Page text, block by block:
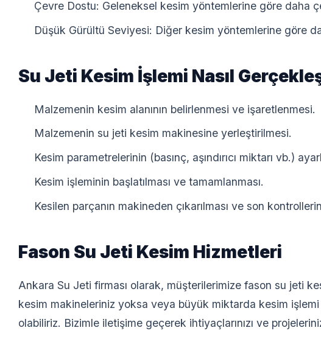
Çevre Dostu: Geleneksel kesim yöntemlerine göre daha
Düşük Gürültü Seviyesi: Diğer kesim yöntemlerine göre
Su Jeti Kesim İşlemi Nasıl
Malzemenin kesim alanının belirlenmesi ve işaretlenmesi.
Malzemenin su jeti kesim makinesine yerleştirilmesi.
Kesim parametrelerinin (basınç, aşındırıcı miktarı vb.)
Kesim işleminin başlatılması ve tamamlanması.
Kesilen parçanın makineden çıkarılması ve son kontrollerin
Fason Su Jeti Kesim Hizmetleri
Ankara Su Jeti firması olarak, müşterilerimize fason su jeti
kesim makineleriniz yoksa veya büyük miktarda kesim işlemi
olabiliriz. Bizimle iletişime geçerek ihtiyaçlarınızı ve